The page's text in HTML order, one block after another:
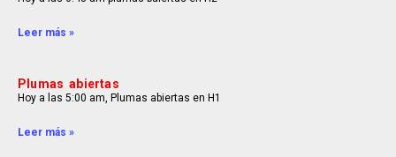
Leer más »
Plumas abiertas
Hoy a las 5:00 am, Plumas abiertas en H1
Leer más »